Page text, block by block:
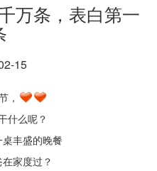
万条，表白第一
15
，
什么呢？
丰盛的晚餐
家度过？